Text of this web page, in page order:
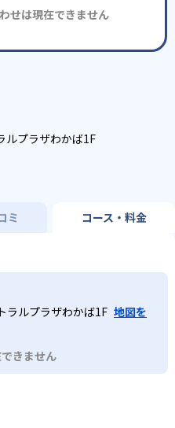
せは現在できません
ルプラザわかば1F
ミ コース・料金
ラルプラザわかば1F 地図を
きません